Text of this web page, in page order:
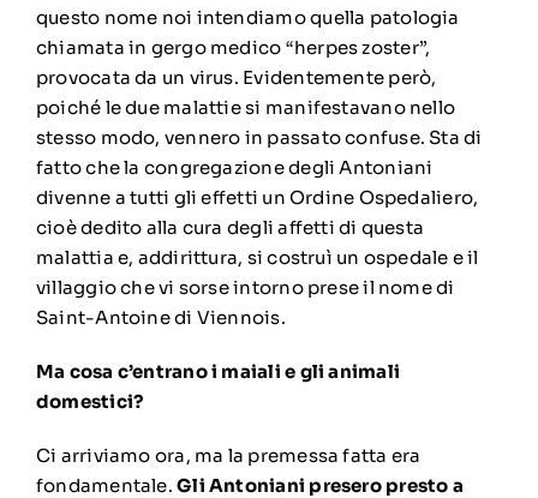
questo nome noi intendiamo quella patologia
chiamata in gergo medico “herpes zoster”,
provocata da un virus. Evidentemente però,
poiché le due malattie si manifestavano nello
stesso modo, vennero in passato confuse. Sta di
fatto che la congregazione degli Antoniani
divenne a tutti gli effetti un Ordine Ospedaliero,
cioè dedito alla cura degli affetti di questa
malattia e, addirittura, si costruì un ospedale e il
villaggio che vi sorse intorno prese il nome di
Saint-Antoine di Viennois.
Ma cosa c’entrano i maiali e gli animali
domestici?
Ci arriviamo ora, ma la premessa fatta era
fondamentale.Gli Antoniani presero presto a